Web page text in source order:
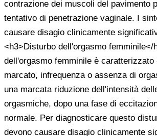
contrazione dei muscoli del pavimento
tentativo di penetrazione vaginale. I
causare disagio clinicamente
<h3>Disturbo dell'orgasmo femminile</
dell'orgasmo femminile è caratterizzato
marcato, infrequenza o assenza di
una marcata riduzione dell'intensità
orgasmiche, dopo una fase di
normale. Per diagnosticare questo
devono causare disagio clinicamente